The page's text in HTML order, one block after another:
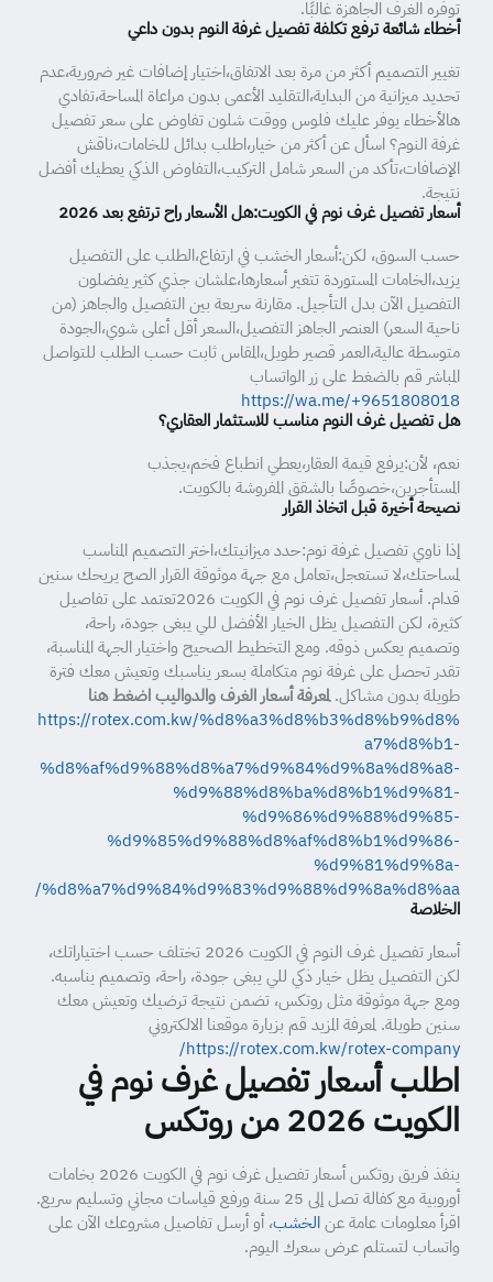
توفره الغرف الجاهزة غالبًا.
أخطاء شائعة ترفع تكلفة تفصيل غرفة النوم بدون داعي
تغيير التصميم أكثر من مرة بعد الاتفاق،اختيار إضافات غير ضرورية،عدم
تحديد ميزانية من البداية،التقليد الأعمى بدون مراعاة المساحة،تفادي
هالأخطاء يوفر عليك فلوس ووقت شلون تفاوض على سعر تفصيل
غرفة النوم؟ اسأل عن أكثر من خيار،اطلب بدائل للخامات،ناقش
الإضافات،تأكد من السعر شامل التركيب،التفاوض الذكي يعطيك أفضل
نتيجة.
أسعار تفصيل غرف نوم في الكويت:هل الأسعار راح ترتفع بعد 2026
حسب السوق، لكن:أسعار الخشب في ارتفاع،الطلب على التفصيل
يزيد،الخامات المستوردة تتغير أسعارها،علشان جذي كثير يفضلون
التفصيل الآن بدل التأجيل. مقارنة سريعة بين التفصيل والجاهز (من
ناحية السعر) العنصر الجاهز التفصيل،السعر أقل أعلى شوي،الجودة
متوسطة عالية،العمر قصير طويل،المقاس ثابت حسب الطلب للتواصل
المباشر قم بالضغط على زر الواتساب
https://wa.me/+9651808018
هل تفصيل غرف النوم مناسب للاستثمار العقاري؟
نعم، لأن:يرفع قيمة العقار،يعطي انطباع فخم،يجذب
المستأجرين،خصوصًا بالشقق المفروشة بالكويت.
نصيحة أخيرة قبل اتخاذ القرار
إذا ناوي تفصيل غرفة نوم:حدد ميزانيتك،اختر التصميم المناسب
لمساحتك،لا تستعجل،تعامل مع جهة موثوقة القرار الصح يريحك سنين
قدام. أسعار تفصيل غرف نوم في الكويت 2026تعتمد على تفاصيل
كثيرة، لكن التفصيل يظل الخيار الأفضل للي يبغى جودة، راحة،
وتصميم يعكس ذوقه. ومع التخطيط الصحيح واختيار الجهة المناسبة،
تقدر تحصل على غرفة نوم متكاملة بسعر يناسبك وتعيش معك فترة
طويلة بدون مشاكل.لمعرفة أسعار الغرف والدواليب اضغط هنا
https://rotex.com.kw/%d8%a3%d8%b3%d8%b9%d8%
a7%d8%b1-
%d8%af%d9%88%d8%a7%d9%84%d9%8a%d8%a8-
%d9%88%d8%ba%d8%b1%d9%81-
%d9%86%d9%88%d9%85-
%d9%85%d9%88%d8%af%d8%b1%d9%86-
%d9%81%d9%8a-
%d8%a7%d9%84%d9%83%d9%88%d9%8a%d8%aa/
الخلاصة
أسعار تفصيل غرف النوم في الكويت 2026 تختلف حسب اختياراتك،
لكن التفصيل يظل خيار ذكي للي يبغى جودة، راحة، وتصميم يناسبه.
ومع جهة موثوقة مثل روتكس، تضمن نتيجة ترضيك وتعيش معك
سنين طويلة. لمعرفة المزيد قم بزيارة موقعنا الالكتروني
https://rotex.com.kw/rotex-company/
اطلب أسعار تفصيل غرف نوم في
الكويت 2026 من روتكس
ينفذ فريق روتكس أسعار تفصيل غرف نوم في الكويت 2026 بخامات
أوروبية مع كفالة تصل إلى 25 سنة ورفع قياسات مجاني وتسليم سريع.
اقرأ معلومات عامة عنالخشب، أو أرسل تفاصيل مشروعك الآن على
واتساب لتستلم عرض سعرك اليوم.